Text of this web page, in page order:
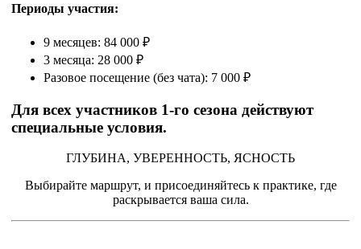
Периоды участия:
9 месяцев: 84 000 ₽
3 месяца: 28 000 ₽
Разовое посещение (без чата): 7 000 ₽
Для всех участников 1-го сезона действуют
специальные условия.
ГЛУБИНА, УВЕРЕННОСТЬ, ЯСНОСТЬ
Выбирайте маршрут, и присоединяйтесь к практике, где
раскрывается ваша сила.